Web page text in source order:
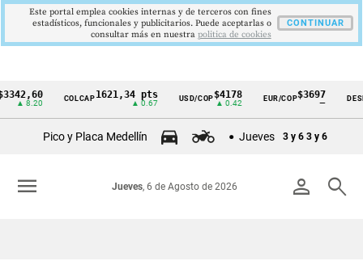
Cintillo
Colombia
COLCAP1621,34 pts USD/COP$4178
▲ 0.42
EUR/COP$3697
—
Pico y Placa Medellín Jueves 3 y 6 3 y 6
person search
Jueves, 6 de Agosto de 2026
menu
Este portal emplea cookies internas y de terceros con fines
estadísticos, funcionales y publicitarios. Puede aceptarlas o
consultar más en nuestra politica de cookies
CONTINUAR